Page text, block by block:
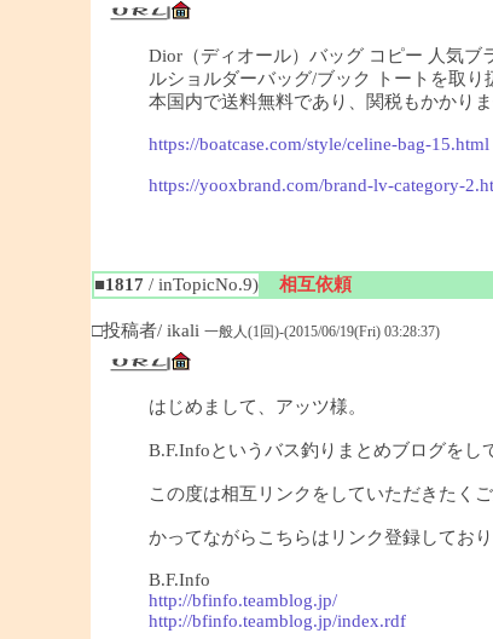
Dior（ディオール）バッグ コピー 人気ブ
ルショルダーバッグ/ブック トートを取
本国内で送料無料であり、関税もかかり
https://boatcase.com/style/celine-bag-15.html
https://yooxbrand.com/brand-lv-category-
■1817 / inTopicNo.9)
相互依頼
□投稿者/ ikali 一般人(1回)-(2015/06/19(Fri) 03:28:37)
はじめまして、アッツ様。
B.F.Infoというバス釣りまとめブログをし
この度は相互リンクをしていただきたく
かってながらこちらはリンク登録しており
B.F.Info
http://bfinfo.teamblog.jp/
http://bfinfo.teamblog.jp/index.rdf